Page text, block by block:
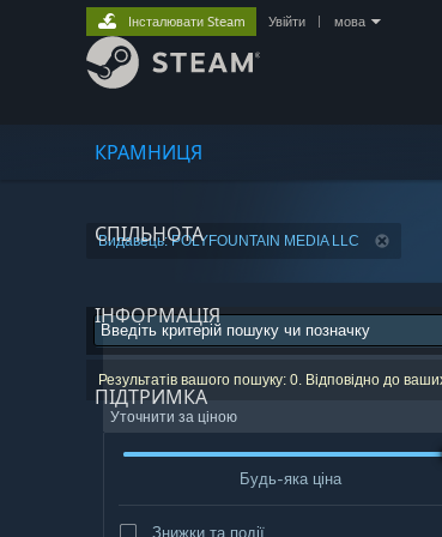
КРАМНИЦЯ
СПІЛЬНОТА
ІНФОРМАЦІЯ
ПІДТРИМКА
Інсталювати Steam Увійти мова
Видавець: POLYFOUNTAIN MEDIA LLC
Результатів вашого пошуку: 0. Відповідно до
Уточнити за ціною
Будь-яка ціна
Знижки та події